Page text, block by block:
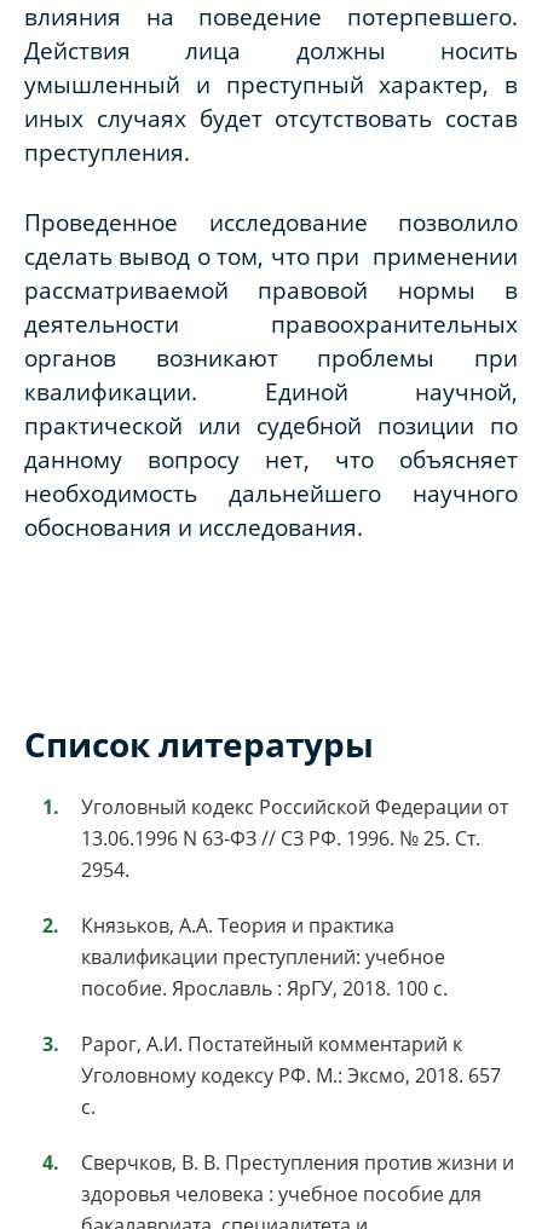
влияния на поведение потерпевшего.
Действия лица должны носить
умышленный и преступный характер, в
иных случаях будет отсутствовать состав
преступления.
Проведенное исследование позволило
сделать вывод о том, что при применении
рассматриваемой правовой нормы в
деятельности правоохранительных
органов возникают проблемы при
квалификации. Единой научной,
практической или судебной позиции по
данному вопросу нет, что объясняет
необходимость дальнейшего научного
обоснования и исследования.
Список литературы
Уголовный кодекс Российской Федерации от
13.06.1996 N 63-ФЗ // СЗ РФ. 1996. № 25. Ст.
2954.
Князьков, А.А. Теория и практика
квалификации преступлений: учебное
пособие. Ярославль : ЯрГУ, 2018. 100 с.
Рарог, А.И. Постатейный комментарий к
Уголовному кодексу РФ. М.: Эксмо, 2018. 657
с.
Сверчков, В. В. Преступления против жизни и
здоровья человека : учебное пособие для